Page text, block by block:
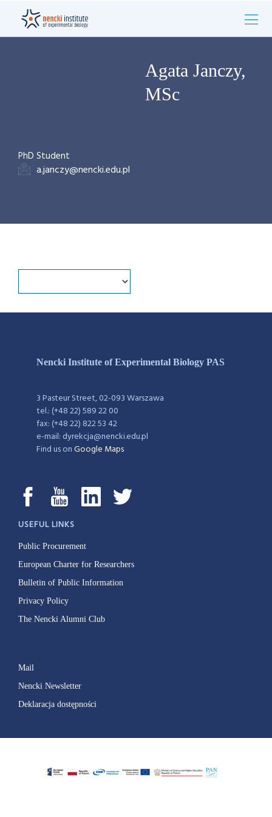
Agata Janczy,
MSc
PhD Student
a.janczy@nencki.edu.pl
Nencki Institute of Experimental Biology PAS
3 Pasteur Street, 02-093 Warszawa
tel.: (+48 22) 589 22 00
fax: (+48 22) 822 53 42
e-mail: dyrekcja@nencki.edu.pl
Find us onGoogle Maps
USEFUL LINKS
Public Procurement
European Charter for Researchers
Bulletin of Public Information
Privacy Policy
The Nencki Alumni Club
Mail
Nencki Newsletter
Deklaracja dostępności